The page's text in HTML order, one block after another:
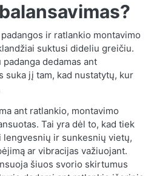
ir ratlankio montavimo
suktusi dideliu greičiu.
dedamas ant
suka jį tam, kad nustatytų, kur
ant ratlankio, montavimo
Tai yra dėl to, kad tiek
lengvesnių ir sunkesnių vietų,
ar vibracijas važiuojant.
šiuos svorio skirtumus